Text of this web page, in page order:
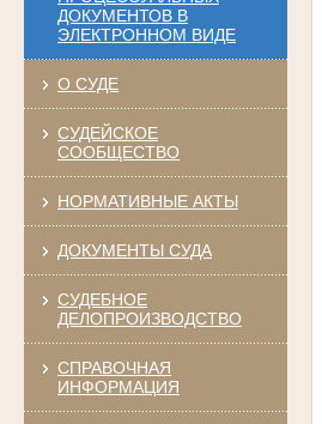
ДОКУМЕНТОВ В
ЭЛЕКТРОННОМ ВИДЕ
О СУДЕ
СУДЕЙСКОЕ
СООБЩЕСТВО
НОРМАТИВНЫЕ АКТЫ
ДОКУМЕНТЫ СУДА
СУДЕБНОЕ
ДЕЛОПРОИЗВОДСТВО
СПРАВОЧНАЯ
ИНФОРМАЦИЯ